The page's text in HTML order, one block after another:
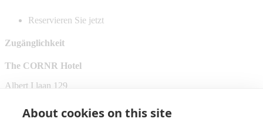
Reservieren Sie jetzt
Zugänglichkeit
The CORNR Hotel
Albert I laan 129
Receptie@cornrhotel.be
About cookies on this site